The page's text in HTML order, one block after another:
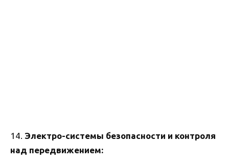
14. Электро-системы безопасности и контроля
над передвижением: